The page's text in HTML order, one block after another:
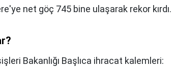
net göç 745 bine ulaşarak rekor kırdı.
Bakanlığı Başlıca ihracat kalemleri: